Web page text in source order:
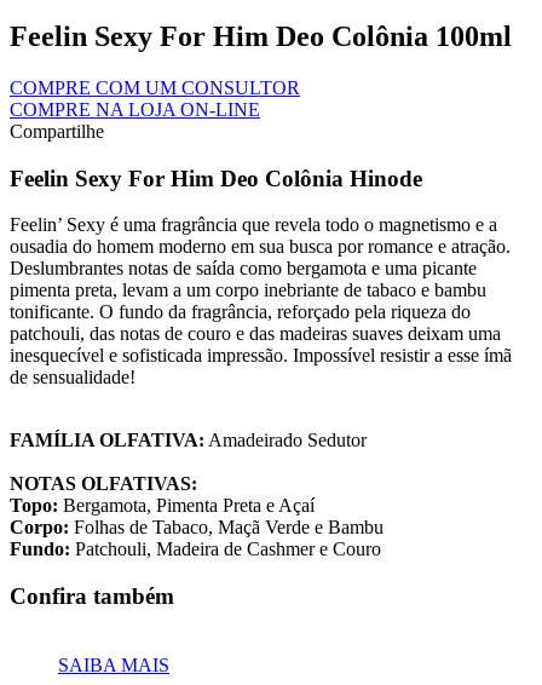
Feelin Sexy For Him Deo Colônia 100ml
COMPRE COM UM CONSULTOR
COMPRE NA LOJA ON-LINE
Compartilhe
Feelin Sexy For Him Deo Colônia Hinode
Feelin’ Sexy é uma fragrância que revela todo o magnetismo e a
ousadia do homem moderno em sua busca por romance e atração.
Deslumbrantes notas de saída como bergamota e uma picante
pimenta preta, levam a um corpo inebriante de tabaco e bambu
tonificante. O fundo da fragrância, reforçado pela riqueza do
patchouli, das notas de couro e das madeiras suaves deixam uma
inesquecível e sofisticada impressão. Impossível resistir a esse ímã
de sensualidade!
FAMÍLIA OLFATIVA: Amadeirado Sedutor
NOTAS OLFATIVAS:
Topo: Bergamota, Pimenta Preta e Açaí
Corpo: Folhas de Tabaco, Maçã Verde e Bambu
Fundo: Patchouli, Madeira de Cashmer e Couro
Confira também
SAIBA MAIS